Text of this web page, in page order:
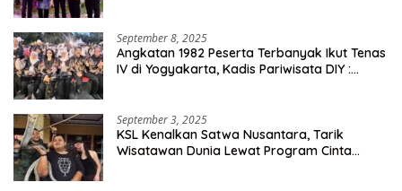
September 8, 2025
Angkatan 1982 Peserta Terbanyak Ikut Tenas
IV di Yogyakarta, Kadis Pariwisata DIY :
September 3, 2025
KSL Kenalkan Satwa Nusantara, Tarik
Wisatawan Dunia Lewat Program Cinta